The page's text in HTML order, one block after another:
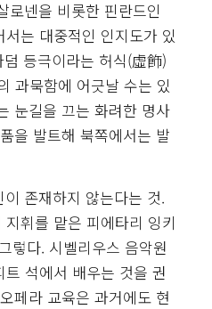
로넨을 비롯한 핀란드인
는 대중적인 인지도가 있
등극이라는 허식(虛飾)
과묵함에 어긋날 수는 있
눈길을 끄는 화려한 명사
을 발트해 북쪽에서는 발
존재하지 않는다는 것.
휘를 맡은 피에타리 잉키
렇다. 시벨리우스 음악원
석에서 배우는 것을 권
페라 교육은 과거에도 현